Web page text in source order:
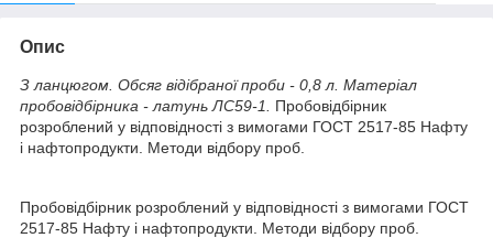
Опис
З ланцюгом. Обсяг відібраної проби - 0,8 л. Матеріал
пробовідбірника - латунь ЛС59-1. Пробовідбірник
розроблений у відповідності з вимогами ГОСТ 2517-85 Нафту
і нафтопродукти. Методи відбору проб.
Пробовідбірник розроблений у відповідності з вимогами ГОСТ
2517-85 Нафту і нафтопродукти. Методи відбору проб.